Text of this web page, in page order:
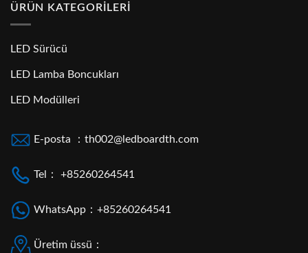
ÜRÜN KATEGORILERI
LED Sürücü
LED Lamba Boncukları
LED Modülleri
E-posta ：th002@ledboardth.com
Tel： +85260264541
WhatsApp：+85260264541
Üretim üssü：